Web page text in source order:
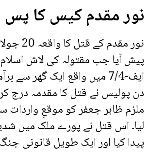
نور مقدم کیس کا
پیش آیا جب مقتولہ کی لاش اسلام
ایف-7/4 میں واقع ایک گھر سے
دن پولیس نے قتل کا مقدمہ درج
ملزم ظاہر جعفر کو موقعِ واردات
لیا۔ اس قتل نے پورے ملک میں
پیدا کیا اور ایک طویل قانونی جنگ